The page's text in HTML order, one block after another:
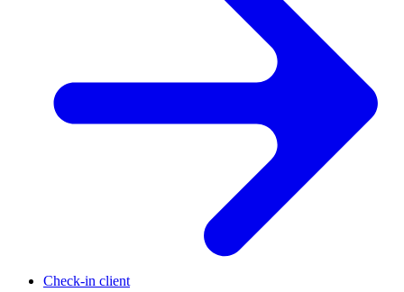
Check-in client